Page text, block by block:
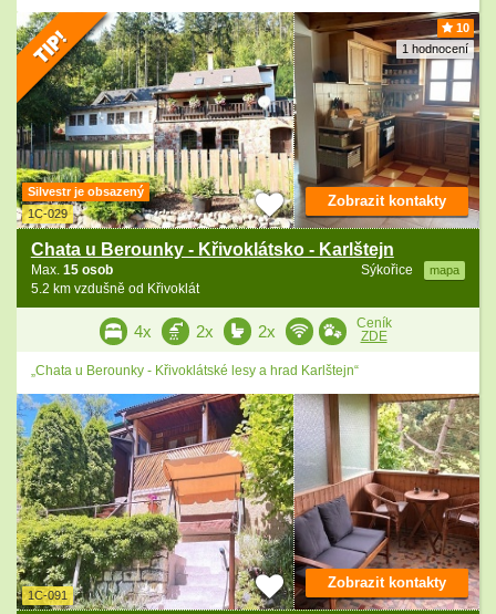
10
1 hodnocení
Silvestr je obsazený
1C-029
Chata u Berounky - Křivoklátsko - Karlštejn
Sýkořice mapa
Max. 15 osob
5.2 km vzdušně od Křivoklát
Zobrazit kontakty
4x 2x 2x
Ceník
ZDE
„Chata u Berounky - Křivoklátské lesy a hrad Karlštejn“
1C-091
Zobrazit kontakty